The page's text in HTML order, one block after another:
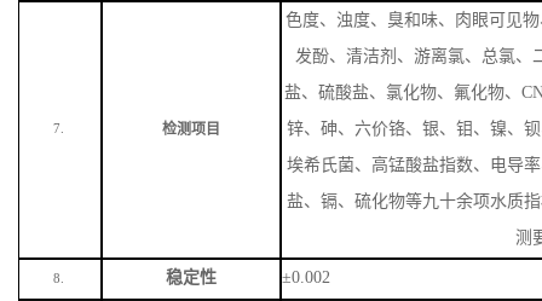
7. 检测项目
色度、浊度、臭和味、肉眼可见物
发酚、清洁剂、游离氯、总氯、
盐、硫酸盐、氯化物、氟化物、
锌、砷、六价铬、银、钼、镍、
埃希氏菌、高锰酸盐指数、电导
盐、镉、硫化物等九十余项水质
测
8. 稳定性 ±0.002